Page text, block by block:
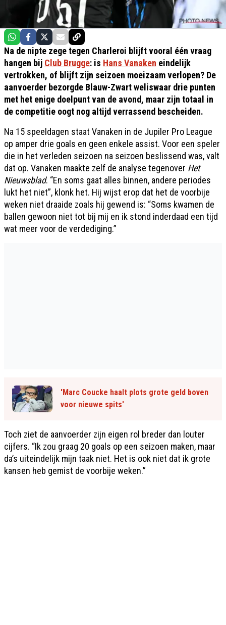
Na de nipte zege tegen Charleroi blijft vooral één vraag
hangen bij Club Brugge: is Hans Vanaken eindelijk
vertrokken, of blijft zijn seizoen moeizaam verlopen? De
aanvoerder bezorgde Blauw-Zwart weliswaar drie punten
met het enige doelpunt van de avond, maar zijn totaal in
de competitie oogt nog altijd verrassend bescheiden.
Na 15 speeldagen staat Vanaken in de Jupiler Pro League
op amper drie goals en geen enkele assist. Voor een speler
die in het verleden seizoen na seizoen beslissend was, valt
dat op. Vanaken maakte zelf de analyse tegenover Het
Nieuwsblad. “En soms gaat alles binnen, andere periodes
lukt het niet”, klonk het. Hij wijst erop dat het de voorbije
weken niet draaide zoals hij gewend is: “Soms kwamen de
ballen gewoon niet tot bij mij en ik stond inderdaad een tijd
wat meer voor de verdediging.”
'Marc Coucke haalt plots grote geld boven
voor nieuwe spits'
Toch ziet de aanvoerder zijn eigen rol breder dan louter
cijfers. “Ik zou graag 20 goals op een seizoen maken, maar
da’s uiteindelijk mijn taak niet. Het is ook niet dat ik grote
kansen heb gemist de voorbije weken.”